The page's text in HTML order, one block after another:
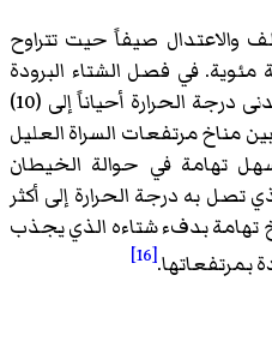
والاعتدال صيفاً حيت تتراوح
بين (22 و27) درجة مئوية. في فصل الشتاء البرودة
تشتد البرودة في السراة حيث تتدنى درجة الحرارة أحياناً إلى (10)
مناخ مرتفعات السراة العليل
تهامة في حوالة الخيطان
تصل به درجة الحرارة إلى أكثر
تهامة بدفء شتاءه الذي يجذب
بمرتفعاتها.[16]